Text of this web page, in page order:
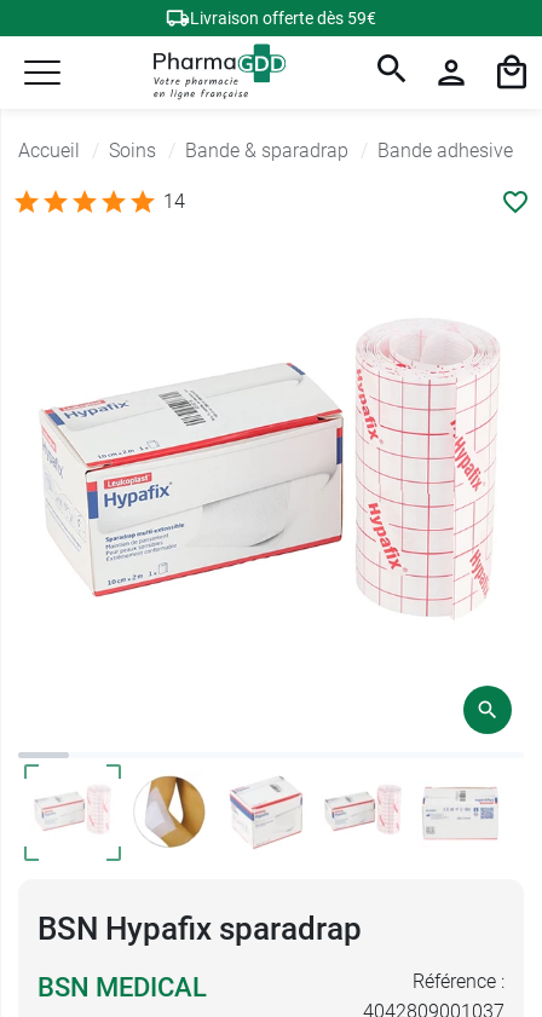
Livraison offerte dès 59€
Accueil Soins Bande & sparadrap Bande adhesive
14
BSN Hypafix sparadrap
BSN MEDICAL
Référence :
4042809001037